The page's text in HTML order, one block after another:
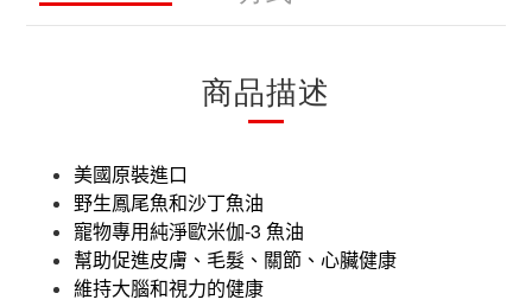
商品描述
美國原裝進口
野生鳳尾魚和沙丁魚油
寵物專用純淨歐米伽-3 魚油
幫助促進皮膚、毛髮、關節、心臟健康
維持大腦和視力的健康